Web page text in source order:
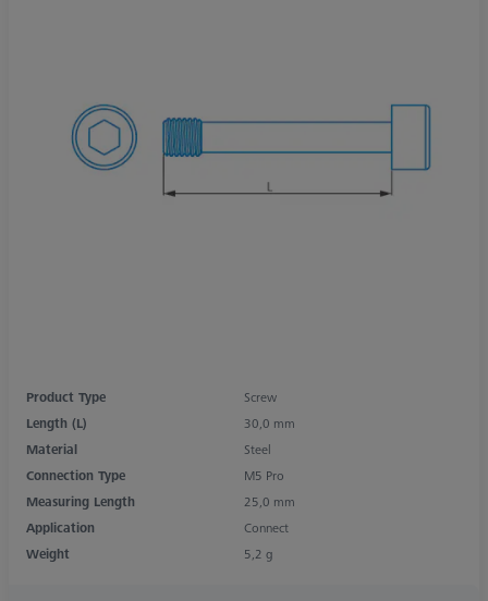
Product Type
Screw
Length (L)
30,0 mm
Material
Steel
Connection Type
M5 Pro
Measuring Length
25,0 mm
Application
Connect
Weight
5,2 g